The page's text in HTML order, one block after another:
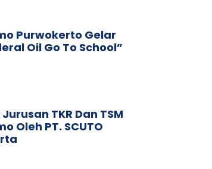
Purwokerto Gelar
Oil Go To School”
TKR Dan TSM
Oleh PT. SCUTO